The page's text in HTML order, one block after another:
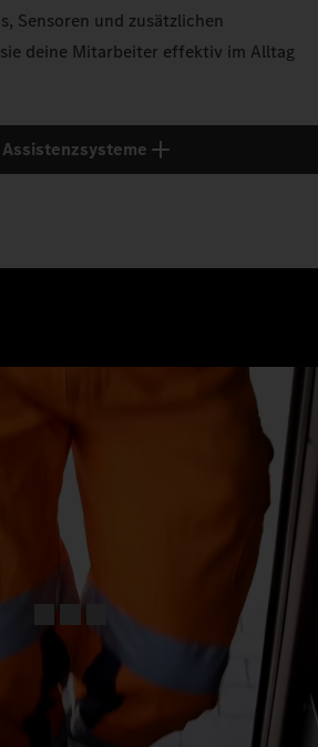
Sensoren und zusätzlichen
deine Mitarbeiter effektiv im Alltag